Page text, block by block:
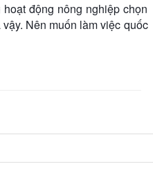
động nông nghiệp chọn
Nên muốn làm việc quốc